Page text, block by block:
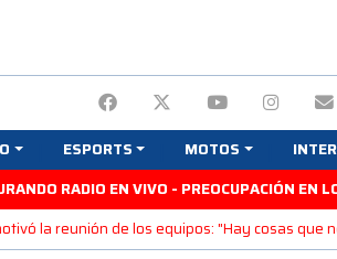
ESPORTS MOTOS
RADIO EN VIVO - PREOCUPACIÓN EN
la reunión de los equipos: "Hay cosas